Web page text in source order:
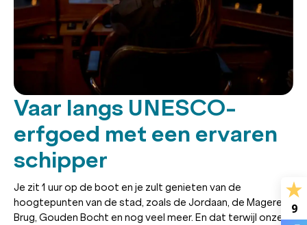
Vaar langs UNESCO-
erfgoed met een ervaren
schipper
Je zit 1 uur op de boot en je zult genieten van de
hoogtepunten van de stad, zoals de Jordaan, de Magere
Brug, Gouden Bocht en nog veel meer. En dat terwijl onze
9